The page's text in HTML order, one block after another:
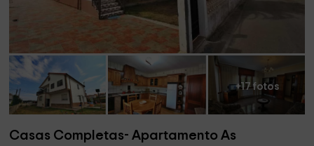
+17 fotos
Casas Completas- Apartamento As